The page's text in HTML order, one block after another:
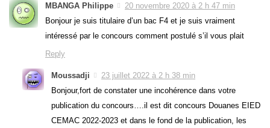
MBANGA Philippe
20 novembre 2020 à 2 h 47 min
Bonjour je suis titulaire d’un bac F4 et je suis vraiment
intéressé par le concours comment postulé s’il vous plait
Reply
Moussadji
23 juillet 2022 à 2 h 38 min
Bonjour,fort de constater une incohérence dans votre
publication du concours….il est dit concours Douanes EIED
CEMAC 2022-2023 et dans le fond de la publication, les